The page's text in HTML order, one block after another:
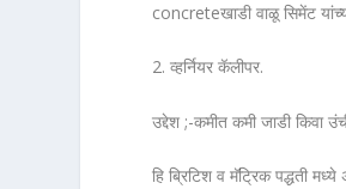
concreteखाडी वाळू सिमेंट
2. व्हर्नियर कॅलीपर.
उद्देश ;-कमीत कमी जाडी किवा
हि ब्रिटिश व मॅट्रिक पद्धती